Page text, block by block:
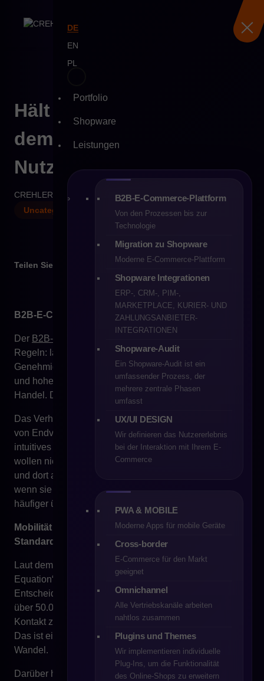
DE
EN
PL
Portfolio
Shopware
Leistungen
B2B-E-Commerce-Plattform
Von den Prozessen bis zur
Technologie
Migration zu Shopware
Moderne E-Commerce-Plattform
Shopware Integrationen
ERP-, CRM-, PIM-,
MARKETPLACE, KURIER- UND
ZAHLUNGSANBIETER-
INTEGRATIONEN
Shopware-Audit
Ein Shopware-Audit ist ein
umfassender Prozess, der
mehrere zentrale Phasen
umfasst
UX/UI DESIGN
Wir definieren das Nutzererlebnis
bei der Interaktion mit Ihrem E-
Commerce
PWA & MOBILE
Moderne Apps für mobile Geräte
Cross-border
E-Commerce für den Markt
geeignet
Omnichannel
Alle Vertriebskanäle arbeiten
nahtlos zusammen
Plugins und Themes
Wir implementieren individuelle
Plug-Ins, um die Funktionalität
des Online‑Shops zu erweitern
Hält Ihre Plattform mit
dem Wandel im
Nutzerverhalten Schritt?
CREHLER
7 min
Uncategorized
Teilen Sie
B2B-E-Commerce wird mobil
Der B2B-E-Commerce
Regeln: lange Entscheidungsprozesse,
Genehmigungsschleifen, komplexe Produktkataloge
und hohe Bestellwerte unterschieden ihn klar vom B2C-
Handel. Doch das hat sich geändert.
Das Verhalten von B2B-Käufern ähnelt zunehmend dem
von Endverbrauchern. Sie erwarten ein schnelles,
intuitives und mobiloptimiertes Einkaufserlebnis. Sie
wollen nicht mehr „bedient“ werden – sie wollen dann
und dort auf Produkte und Informationen zugreifen,
wenn sie sie brauchen. Und das geschieht immer
häufiger über das Smartphone.
Mobilität ist kein Trend mehr – sie ist der neue
Standard
Laut dem McKinsey-Bericht „The New B2B Growth
Equation“ aus dem Jahr 2023 sind über 70 % der B2B-
Entscheidungsträger bereit, Bestellungen im Wert von
über 50.000 US-Dollar vollständig online und ohne
Kontakt zu einem Vertriebsmitarbeiter abzuschließen.
Das ist ein grundlegender mentaler und operativer
Wandel.
Darüber hinaus prognostiziert Gartner im Bericht „Future